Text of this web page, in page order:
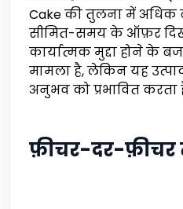
Cake की तुलना में अधिक
सीमित-समय के ऑफ़र
कार्यात्मक मुद्दा होने के
मामला है, लेकिन यह
अनुभव को प्रभावित करता
फ़ीचर-दर-फ़ीचर